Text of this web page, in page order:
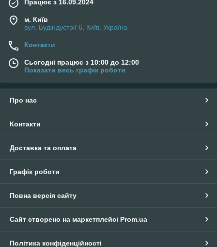
Працює з 16.09.2024
м. Київ
вул. Будіндустрії 6, Київ, Україна
Контакти
Сьогодні працює з 10:00 до 12:00
Показати весь графік роботи
Про нас
Контакти
Доставка та оплата
Графік роботи
Повна версія сайту
Сайт створено на маркетплейсі Prom.ua
Політика конфіденційності